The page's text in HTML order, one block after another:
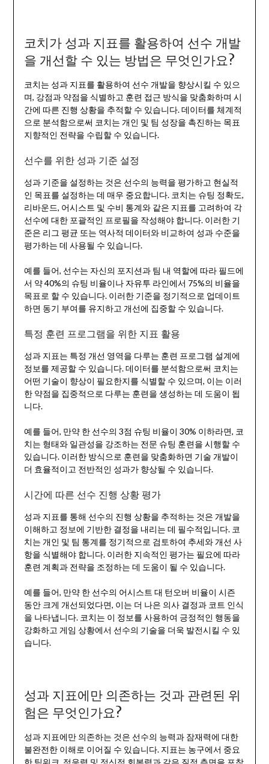
코치가 성과 지표를 활용하여 선수 개발
을 개선할 수 있는 방법은 무엇인가요?
코치는 성과 지표를 활용하여 선수 개발을 향상시킬 수 있으
며, 강점과 약점을 식별하고 훈련 접근 방식을 맞춤화하며 시
간에 따른 진행 상황을 추적할 수 있습니다. 데이터를 체계적
으로 분석함으로써 코치는 개인 및 팀 성장을 촉진하는 목표
지향적인 전략을 수립할 수 있습니다.
선수를 위한 성과 기준 설정
성과 기준을 설정하는 것은 선수의 능력을 평가하고 현실적
인 목표를 설정하는 데 매우 중요합니다. 코치는 슈팅 정확도,
리바운드, 어시스트 및 수비 통계와 같은 지표를 고려하여 각
선수에 대한 포괄적인 프로필을 작성해야 합니다. 이러한 기
준은 리그 평균 또는 역사적 데이터와 비교하여 성과 수준을
평가하는 데 사용될 수 있습니다.
예를 들어, 선수는 자신의 포지션과 팀 내 역할에 따라 필드에
서 약 40%의 슈팅 비율이나 자유투 라인에서 75%의 비율을
목표로 할 수 있습니다. 이러한 기준을 정기적으로 업데이트
하면 동기 부여를 유지하고 개선에 집중할 수 있습니다.
특정 훈련 프로그램을 위한 지표 활용
성과 지표는 특정 개선 영역을 다루는 훈련 프로그램 설계에
정보를 제공할 수 있습니다. 데이터를 분석함으로써 코치는
어떤 기술이 향상이 필요한지를 식별할 수 있으며, 이는 이러
한 약점을 집중적으로 다루는 훈련을 생성하는 데 도움이 됩
니다.
예를 들어, 만약 한 선수의 3점 슈팅 비율이 30% 이하라면, 코
치는 형태와 일관성을 강조하는 전문 슈팅 훈련을 시행할 수
있습니다. 이러한 방식으로 훈련을 맞춤화하면 기술 개발이
더 효율적이고 전반적인 성과가 향상될 수 있습니다.
시간에 따른 선수 진행 상황 평가
성과 지표를 통해 선수의 진행 상황을 추적하는 것은 개발을
이해하고 정보에 기반한 결정을 내리는 데 필수적입니다. 코
치는 개인 및 팀 통계를 정기적으로 검토하여 추세와 개선 사
항을 식별해야 합니다. 이러한 지속적인 평가는 필요에 따라
훈련 계획과 전략을 조정하는 데 도움이 될 수 있습니다.
예를 들어, 만약 한 선수의 어시스트 대 턴오버 비율이 시즌
동안 크게 개선되었다면, 이는 더 나은 의사 결정과 코트 인식
을 나타냅니다. 코치는 이 정보를 사용하여 긍정적인 행동을
강화하고 게임 상황에서 선수의 기술을 더욱 발전시킬 수 있
습니다.
성과 지표에만 의존하는 것과 관련된 위
험은 무엇인가요?
성과 지표에만 의존하는 것은 선수의 능력과 잠재력에 대한
불완전한 이해로 이어질 수 있습니다. 지표는 농구에서 중요
한 팀워크, 적응력 및 정신적 회복력과 같은 질적 측면을 포착